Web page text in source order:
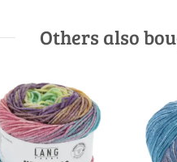
Others also